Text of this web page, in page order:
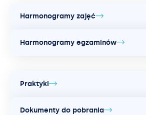
Harmonogramy zajęć
Harmonogramy egzaminów
Praktyki
Dokumenty do pobrania